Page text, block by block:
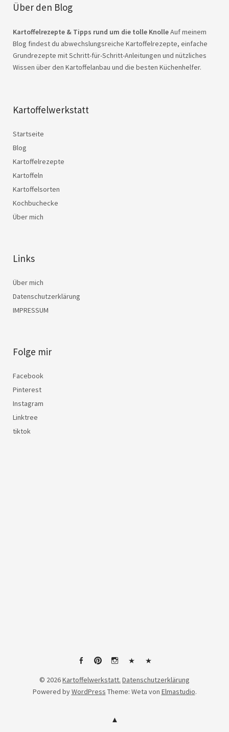
Über den Blog
Kartoffelrezepte & Tipps rund um die tolle KnolleAuf meinem
Blog findest du abwechslungsreiche Kartoffelrezepte, einfache
Grundrezepte mit Schritt-für-Schritt-Anleitungen und nützliches
Wissen über den Kartoffelanbau und die besten Küchenhelfer.
Kartoffelwerkstatt
Startseite
Blog
Kartoffelrezepte
Kartoffeln
Kartoffelsorten
Kochbuchecke
Über mich
Links
Über mich
Datenschutzerklärung
IMPRESSUM
Folge mir
Facebook
Pinterest
Instagram
Linktree
tiktok
FacebookPinterestInstagram
Linktreetiktok
© 2026Kartoffelwerkstatt. Datenschutzerklärung
Powered byWordPress Theme: Weta von Elmastudio.